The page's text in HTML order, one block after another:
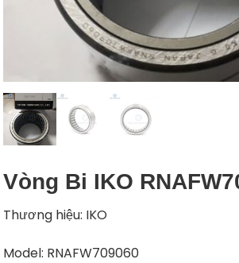
Vòng Bi IKO
Thương hiệu: IKO
Model: RNAFW709060